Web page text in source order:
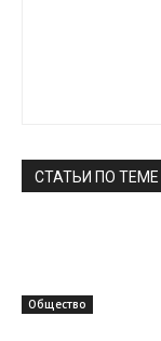
СТАТЬИ ПО ТЕМЕ
Общество